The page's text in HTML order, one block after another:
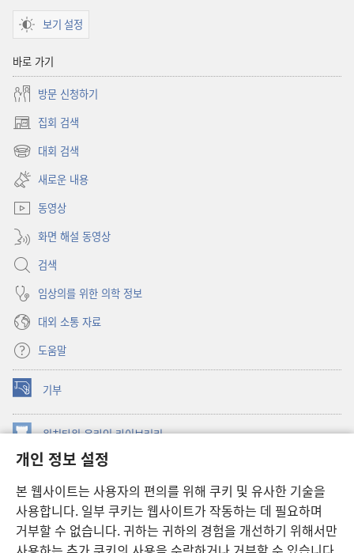
개인 정보 설정
본 웹사이트는 사용자의 편의를 위해 쿠키 및 유사한 기술을
사용합니다. 일부 쿠키는 웹사이트가 작동하는 데 필요하며
거부할 수 없습니다. 귀하는 귀하의 경험을 개선하기 위해서만
보기 설정
바로 가기
방문 신청하기
집회 검색
(새로운
창
대회 검색
(새로운
창
열기)
새로운 내용
동영상
화면 해설 동영상
검색
임상의를 위한 의학 정보
대외 소통 자료
도움말
기부
(새로운
창
열기) 워치타워 온라인 라이브러리
창
JW Hub ®
창
열기) JW 라이브러리
워치타워 라이브러리